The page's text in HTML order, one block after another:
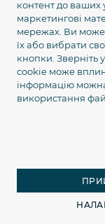
Популярні
Наші контакти
+380 99 745 75
sale@equgps.ua
контент до ваших
маркетингові
мережах. Ви
їх або вибрати
кнопки. Зверніть
cookie може
інформацію
використання